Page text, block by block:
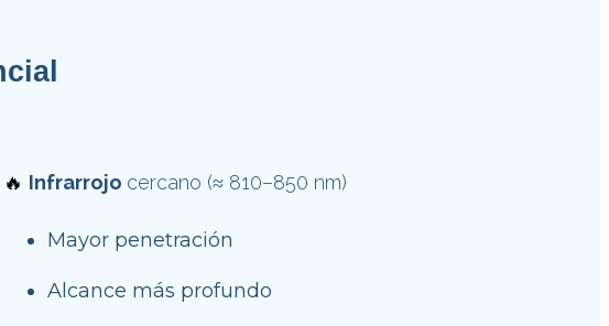
🔥 Infrarrojo cercano (≈ 810–850 nm)
Mayor penetración
Alcance más profundo